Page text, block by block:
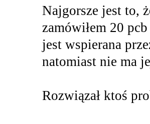
Najgorsze jest to,
zamówiłem 20
jest wspierana
natomiast nie ma
Rozwiązał ktoś